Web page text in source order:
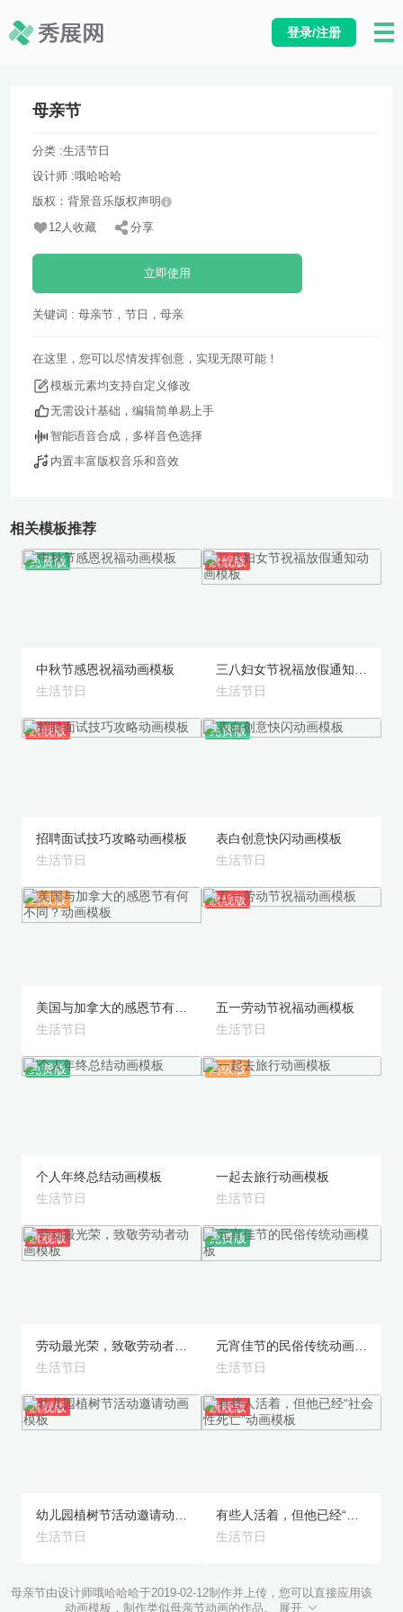
登录/注册
母亲节
分类 :生活节日
设计师 :哦哈哈哈
版权：背景音乐版权声明
12人收藏
分享
立即使用
关键词 : 母亲节，节日，母亲
在这里，您可以尽情发挥创意，实现无限可能！
模板元素均支持自定义修改
无需设计基础，编辑简单易上手
智能语音合成，多样音色选择
内置丰富版权音乐和音效
相关模板推荐
免费版
中秋节感恩祝福动画模板
生活节日
旗舰版
生活节日
旗舰版
招聘面试技巧攻略动画模板
生活节日
免费版
表白创意快闪动画模板
生活节日
高级版
生活节日
旗舰版
五一劳动节祝福动画模板
生活节日
免费版
个人年终总结动画模板
生活节日
高级版
一起去旅行动画模板
生活节日
旗舰版
生活节日
免费版
生活节日
旗舰版
生活节日
旗舰版
生活节日
母亲节由设计师哦哈哈哈于2019-02-12制作并上传，您可以直接应用该
动画模板，制作类似母亲节动画的作品。 展开